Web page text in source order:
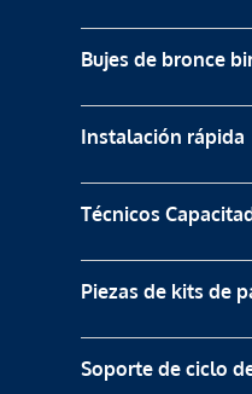
Bujes de bronce
Instalación rápida
Técnicos
Piezas de kits de
Soporte de ciclo